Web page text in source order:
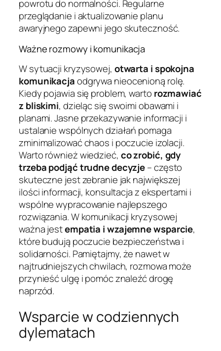
powrotu do normalności. Regularne
przeglądanie i aktualizowanie planu
awaryjnego zapewni jego skuteczność.
Ważne rozmowy i komunikacja
W sytuacji kryzysowej, otwarta i spokojna
komunikacjaodgrywa nieocenioną rolę.
Kiedy pojawia się problem, warto rozmawiać
z bliskimi, dzieląc się swoimi obawami i
planami. Jasne przekazywanie informacji i
ustalanie wspólnych działań pomaga
zminimalizować chaos i poczucie izolacji.
Warto również wiedzieć, co zrobić, gdy
trzeba podjąć trudne decyzje– często
skuteczne jest zebranie jak największej
ilości informacji, konsultacja z ekspertami i
wspólne wypracowanie najlepszego
rozwiązania. W komunikacji kryzysowej
ważna jestempatia i wzajemne wsparcie,
które budują poczucie bezpieczeństwa i
solidarności. Pamiętajmy, że nawet w
najtrudniejszych chwilach, rozmowa może
przynieść ulgę i pomóc znaleźć drogę
naprzód.
Wsparcie w codziennych
dylematach